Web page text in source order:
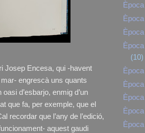
Josep Encesa, qui -havent
engrescà uns quants
d’esbarjo, enmig d’un
que fa, per exemple, que el
recordar que l’any de l’edició,
aquest gaudi
(10)